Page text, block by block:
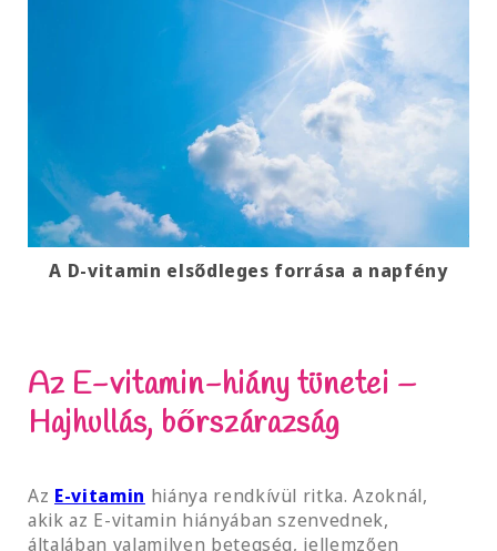
A D-vitamin elsődleges forrása a napfény
Az E-vitamin-hiány tünetei –
Hajhullás, bőrszárazság
Az E-vitamin hiánya rendkívül ritka. Azoknál,
akik az E-vitamin hiányában szenvednek,
általában valamilyen betegség, jellemzően